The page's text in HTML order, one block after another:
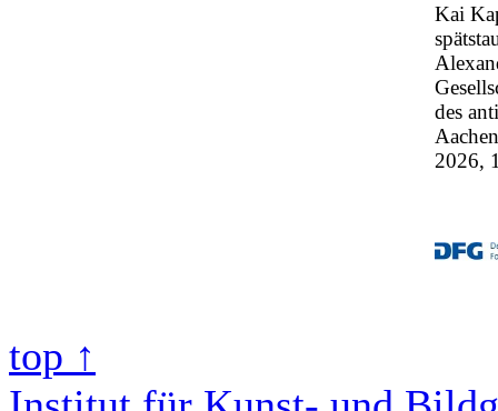
Kai
des
2026,
top ↑